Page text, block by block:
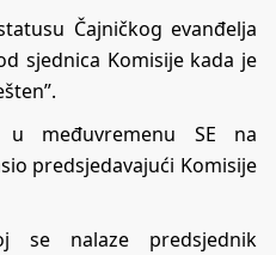
Čajničkog evanđelja
sjednica Komisije kada je
u međuvremenu SE na
predsjedavajući Komisije
se nalaze predsjednik